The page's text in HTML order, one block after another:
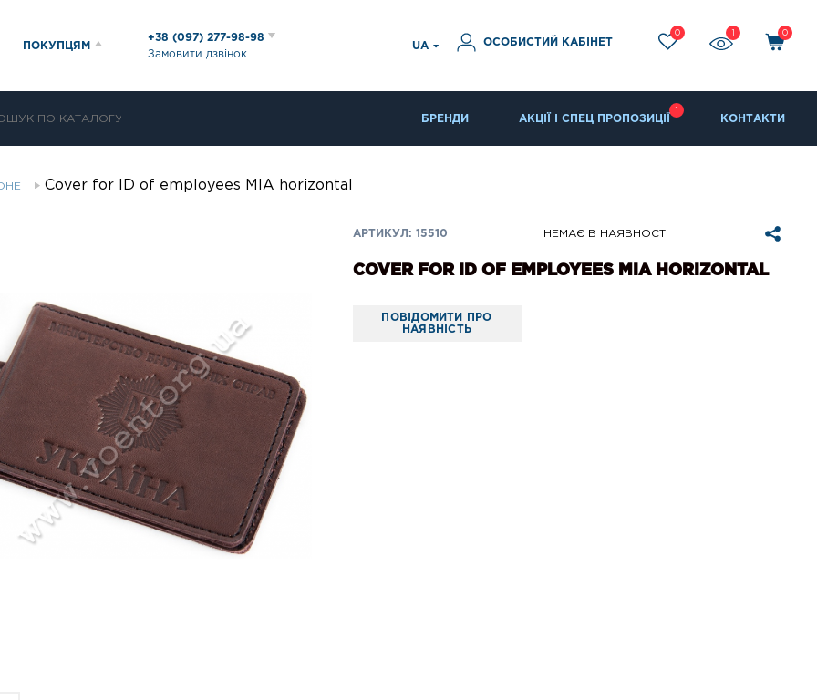
ПОКУПЦЯМ
+38 (097) 277-98-98
Замовити дзвінок
UA ОСОБИСТИЙ КАБІНЕТ
0 0
БРЕНДИ АКЦІЇ І СПЕЦ ПРОПОЗИЦІЇ КОНТАКТИ
Cover for ID of employees MIA horizontal
АРТИКУЛ: 15510 НЕМАЄ В НАЯВНОСТІ
COVER FOR ID OF EMPLOYEES MIA HORIZONTAL
ПОВІДОМИТИ ПРО
НАЯВНІСТЬ